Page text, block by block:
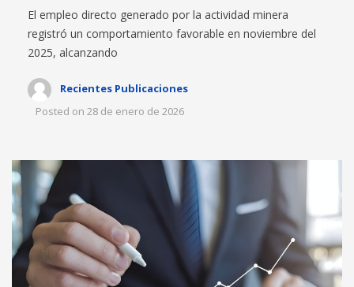
El empleo directo generado por la actividad minera
registró un comportamiento favorable en noviembre del
2025, alcanzando
Recientes Publicaciones
Posted on 28 de enero de 2026